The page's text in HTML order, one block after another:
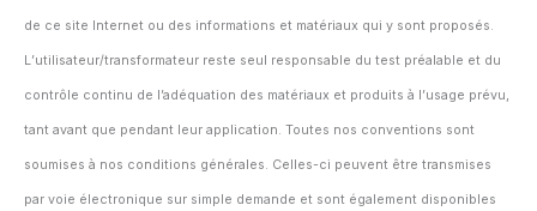
de ce site Internet ou des informations et matériaux qui y sont proposés.
L’utilisateur/transformateur reste seul responsable du test préalable et du
contrôle continu de l’adéquation des matériaux et produits à l’usage prévu,
tant avant que pendant leur application. Toutes nos conventions sont
soumises à nos conditions générales. Celles-ci peuvent être transmises
par voie électronique sur simple demande et sont également disponibles